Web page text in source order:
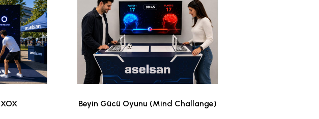
Beyin Gücü Oyunu (Mind Challange)